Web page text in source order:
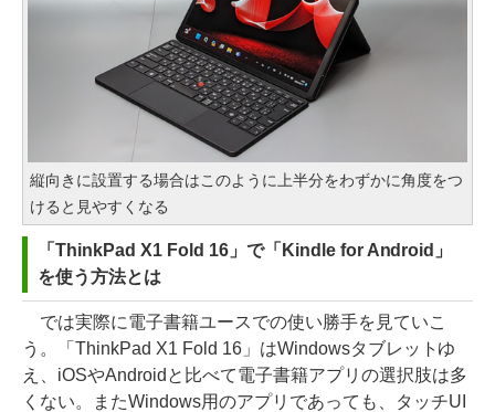
縦向きに設置する場合はこのように上半分をわずかに角度をつ
けると見やすくなる
「ThinkPad X1 Fold 16」で「Kindle for Android」
を使う方法とは
では実際に電子書籍ユースでの使い勝手を見ていこ
う。「ThinkPad X1 Fold 16」はWindowsタブレットゆ
え、iOSやAndroidと比べて電子書籍アプリの選択肢は多
くない。またWindows用のアプリであっても、タッチUI